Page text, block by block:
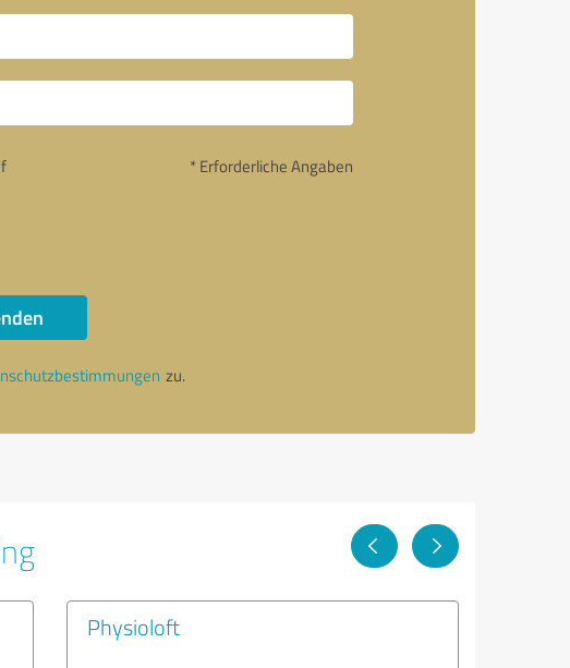
* Erforderliche Angaben
zu.
Physioloft